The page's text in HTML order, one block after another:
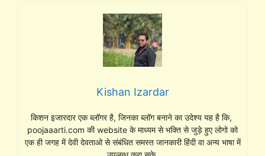
Kishan Izardar
किशन इजारदार एक ब्लॉगर है, जिनका ब्लॉग बनाने का उदेश्य यह है कि,
poojaaarti.com की website के माध्यम से भक्ति से जुड़े हुए लोगो को
एक ही जगह में देवी देवताओ से संबंधित समस्त जानकारी हिंदी वा अन्य भाषा में